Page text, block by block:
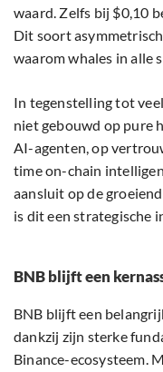
waard. Zelfs bij $0,10
Dit soort
waarom whales in alle
In tegenstelling tot
niet gebouwd op pure
AI-agenten, op
time on-chain
aansluit op de
is dit een strategische
BNB blijft een
BNB blijft een
dankzij zijn sterke
Binance-ecosysteem.